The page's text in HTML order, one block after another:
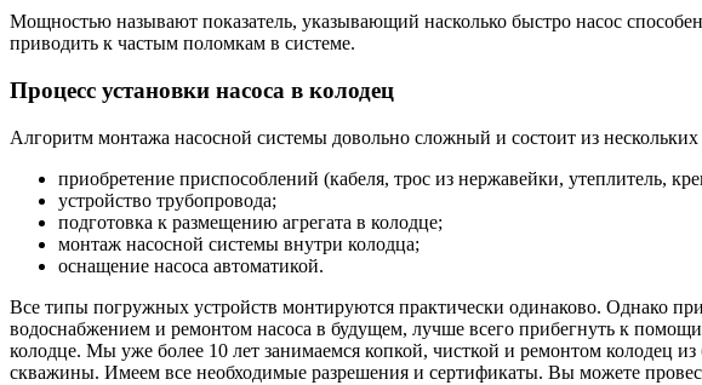
Мощностью называют показатель, указывающий насколько быстро насос
приводить к частым поломкам в системе.
Процесс установки насоса в колодец
Алгоритм монтажа насосной системы довольно сложный и состоит из нескольких
приобретение приспособлений (кабеля, трос из нержавейки, утеплитель,
устройство трубопровода;
подготовка к размещению агрегата в колодце;
монтаж насосной системы внутри колодца;
оснащение насоса автоматикой.
Все типы погружных устройств монтируются практически одинаково. Однако
водоснабжением и ремонтом насоса в будущем, лучше всего прибегнуть к
колодце. Мы уже более 10 лет занимаемся копкой, чисткой и ремонтом колодец
скважины. Имеем все необходимые разрешения и сертификаты. Вы можете